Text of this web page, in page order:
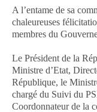
A l’entame de sa
chaleureuses
membres du
Le Président de la
Ministre d’Etat,
République, le
chargé du Suivi du
Coordonnateur de la